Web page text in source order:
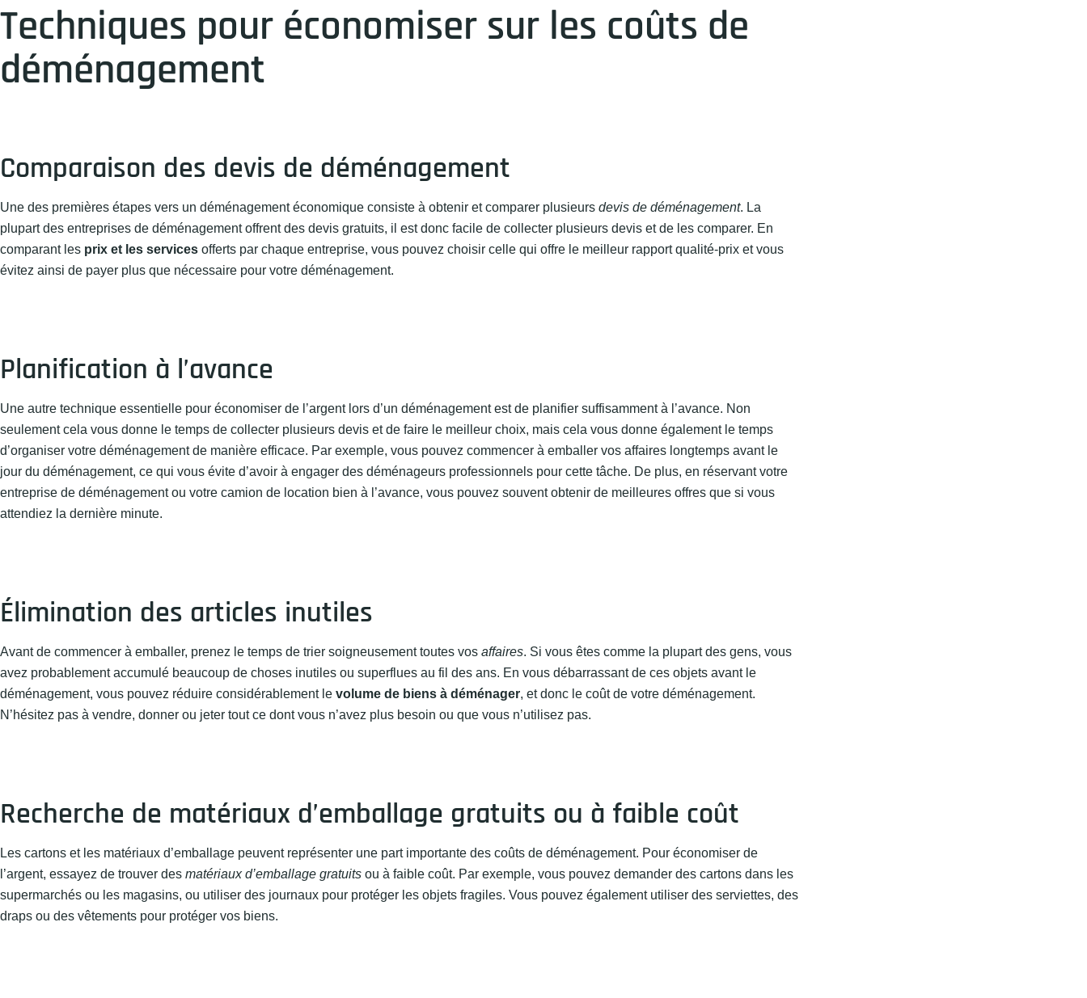
Techniques pour économiser sur les coûts de
déménagement
Comparaison des devis de déménagement
Une des premières étapes vers un déménagement économique consiste à obtenir et comparer plusieurs devis de déménagement. La
plupart des entreprises de déménagement offrent des devis gratuits, il est donc facile de collecter plusieurs devis et de les comparer. En
comparant les prix et les services offerts par chaque entreprise, vous pouvez choisir celle qui offre le meilleur rapport qualité-prix et vous
évitez ainsi de payer plus que nécessaire pour votre déménagement.
Planification à l’avance
Une autre technique essentielle pour économiser de l’argent lors d’un déménagement est de planifier suffisamment à l’avance. Non
seulement cela vous donne le temps de collecter plusieurs devis et de faire le meilleur choix, mais cela vous donne également le temps
d’organiser votre déménagement de manière efficace. Par exemple, vous pouvez commencer à emballer vos affaires longtemps avant le
jour du déménagement, ce qui vous évite d’avoir à engager des déménageurs professionnels pour cette tâche. De plus, en réservant votre
entreprise de déménagement ou votre camion de location bien à l’avance, vous pouvez souvent obtenir de meilleures offres que si vous
attendiez la dernière minute.
Élimination des articles inutiles
Avant de commencer à emballer, prenez le temps de trier soigneusement toutes vos affaires. Si vous êtes comme la plupart des gens, vous
avez probablement accumulé beaucoup de choses inutiles ou superflues au fil des ans. En vous débarrassant de ces objets avant le
déménagement, vous pouvez réduire considérablement le volume de biens à déménager, et donc le coût de votre déménagement.
N’hésitez pas à vendre, donner ou jeter tout ce dont vous n’avez plus besoin ou que vous n’utilisez pas.
Recherche de matériaux d’emballage gratuits ou à faible coût
Les cartons et les matériaux d’emballage peuvent représenter une part importante des coûts de déménagement. Pour économiser de
l’argent, essayez de trouver des matériaux d’emballage gratuits ou à faible coût. Par exemple, vous pouvez demander des cartons dans les
supermarchés ou les magasins, ou utiliser des journaux pour protéger les objets fragiles. Vous pouvez également utiliser des serviettes, des
draps ou des vêtements pour protéger vos biens.